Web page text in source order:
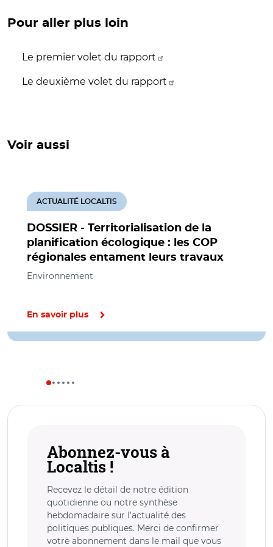
Pour aller plus loin
Le premier volet du rapport
Le deuxième volet du rapport
Voir aussi
DOSSIER - Territorialisation de la
planification écologique : les COP
régionales entament leurs travaux
ACTUALITÉ LOCALTIS
Environnement
En savoir plus
Abonnez-vous à
Localtis !
Recevez le détail de notre édition
quotidienne ou notre synthèse
hebdomadaire sur l’actualité des
politiques publiques. Merci de confirmer
votre abonnement dans le mail que vous